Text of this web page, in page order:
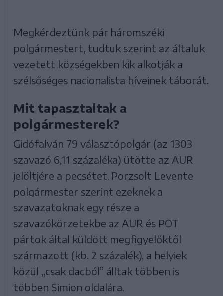
Megkérdeztünk pár háromszéki
polgármestert, tudtuk szerint az általuk
vezetett községekben kik alkotják a
szélsőséges nacionalista híveinek táborát.
Mit tapasztaltak a
polgármesterek?
Gidófalván 79 választópolgár (az 1303
szavazó 6,11 százaléka) ütötte az AUR
jelöltjére a pecsétet. Porzsolt Levente
polgármester szerint ezeknek a
szavazatoknak egy része a
szavazókörzetekbe az AUR és POT
pártok által küldött megfigyelőktől
származott (kb. 2 százalék), a helyiek
közül „csak dacból” álltak többen is
többen Simion oldalára.